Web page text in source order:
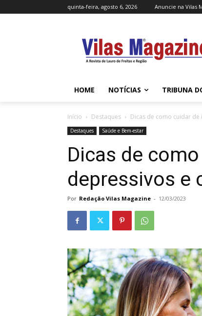
quinta-feira, agosto 6, 2026 Anuncie na Vilas
HOME NOTÍCIAS TRIBUNA
Início Destaques Dicas de como cuidar
Destaques Saúde e Bem-estar
Dicas de
depressivos e
Por Redação Vilas Magazine - 12/03/2023